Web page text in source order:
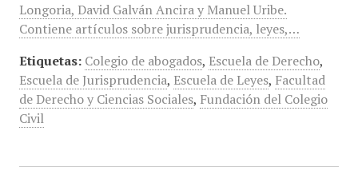
Longoria, David Galván Ancira y Manuel Uribe.
Contiene artículos sobre jurisprudencia, leyes,…
Etiquetas: Colegio de abogados, Escuela de Derecho,
Escuela de Jurisprudencia, Escuela de Leyes, Facultad
de Derecho y Ciencias Sociales, Fundación del Colegio
Civil